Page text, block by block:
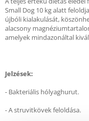
Small Dog 10 kg alatt
újbóli kialakulását,
alacsony
amelyek mindazonáltal
Jelzések:
- Bakteriális hólyaghurut.
- A struvitkövek feloldása.